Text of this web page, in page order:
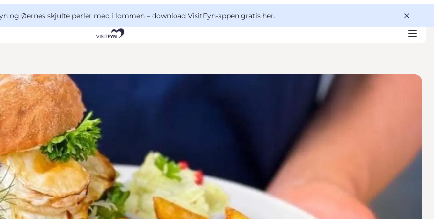
og Øernes skjulte perler med i lommen – download VisitFyn-appen gratis her.